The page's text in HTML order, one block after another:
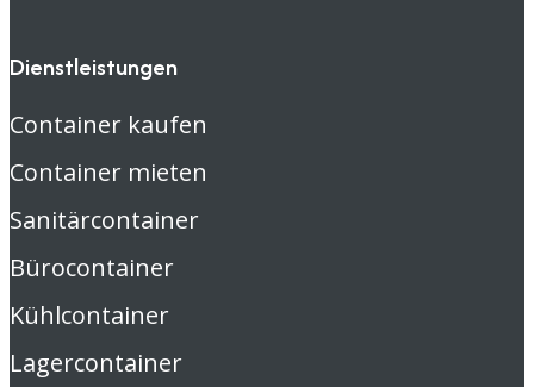
Dienstleistungen
Container kaufen
Container mieten
Sanitärcontainer
Bürocontainer
Kühlcontainer
Lagercontainer